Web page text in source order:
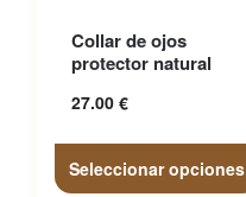
Collar de ojos
protector natural
27.00 €
Seleccionar opciones
múltiples variantes. Las
opciones se pueden elegir
en la página de producto